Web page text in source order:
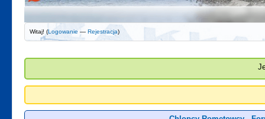
Witaj! (Logowanie —Rejestracja)